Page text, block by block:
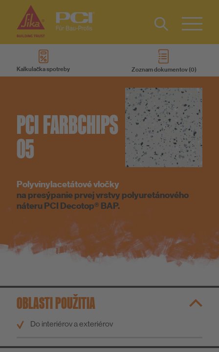
Produkty
Na stiahnutie
Know-How
O nás
Type 2 or
more
characters
Kalkulačka spotreby Zoznam dokumentov
PCI FARBCHIPS
05
Polyvinylacetátové vločky
na presýpanie prvej vrstvy polyuretánového
náteru PCI Decotop® BAP.
OBLASTI POUŽITIA
Do interiérov a exteriérov